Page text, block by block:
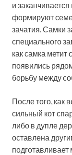
и
формируют
зачатия. Самки
специального
как самка
появились
борьбу между
После того, как
сильный кот
либо в дупле
оставлена
подготавливает